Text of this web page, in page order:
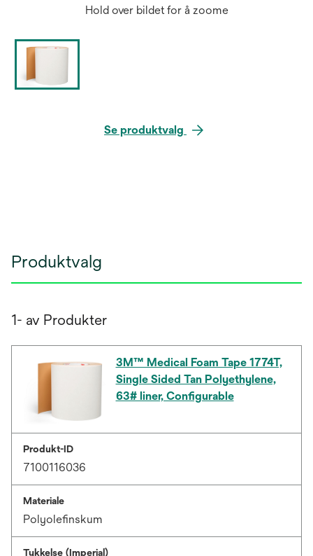
Hold over bildet for å zoome
Se produktvalg
Produktvalg
1- av Produkter
3M™ Medical Foam Tape 1774T,
Single Sided Tan Polyethylene,
63# liner, Configurable
Produkt-ID
7100116036
Materiale
Polyolefinskum
Tykkelse (Imperial)